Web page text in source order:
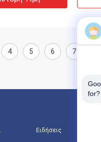
4 5 6 7
Ειδήσεις
for?